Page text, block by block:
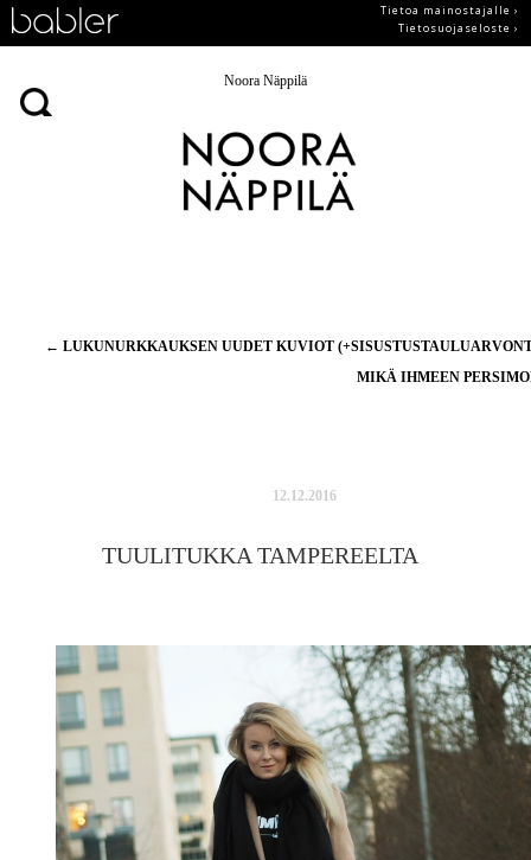
Tietoa mainostajalle ›
Tietosuojaseloste ›
Noora Näppilä
Artikkelien
← LUKUNURKKAUKSEN UUDET KUVIOT
MIKÄ IHMEEN
12.12.2016
TUULITUKKA TAMPEREELTA